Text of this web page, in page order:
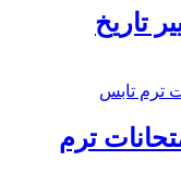
تاریخ
ترم